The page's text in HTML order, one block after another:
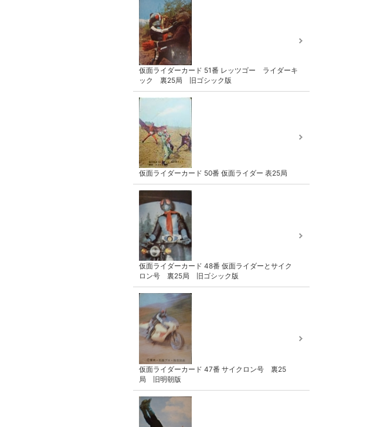
仮面ライダーカード 51番 レッツゴー ライダーキ
ック 裏25局 旧ゴシック版
仮面ライダーカード 50番 仮面ライダー 表25局
仮面ライダーカード 48番 仮面ライダーとサイク
ロン号 裏25局 旧ゴシック版
仮面ライダーカード 47番 サイクロン号 裏25
局 旧明朝版